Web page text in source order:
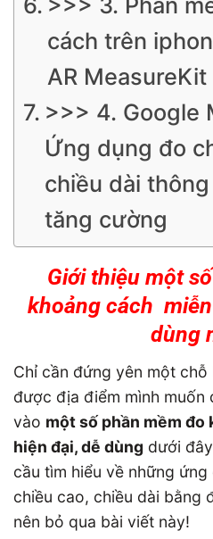
cách trên
AR MeasureKit
>>> 4. Google
Ứng dụng đo
chiều dài
tăng cường
Giới thiệu một
khoảng cách
dùng
Chỉ cần đứng yên một
được địa điểm mình muốn
vào một số phần mềm đo
hiện đại, dễ dùng dưới
cầu tìm hiểu về những
chiều cao, chiều dài
nên bỏ qua bài viết này!